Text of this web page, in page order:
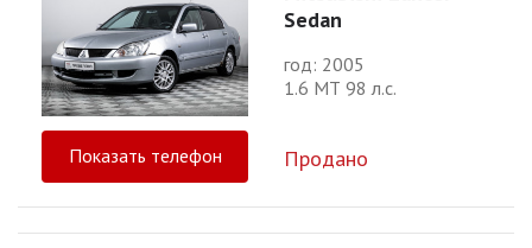
Sedan
год: 2005
1.6 МТ 98 л.с.
Показать телефон Продано